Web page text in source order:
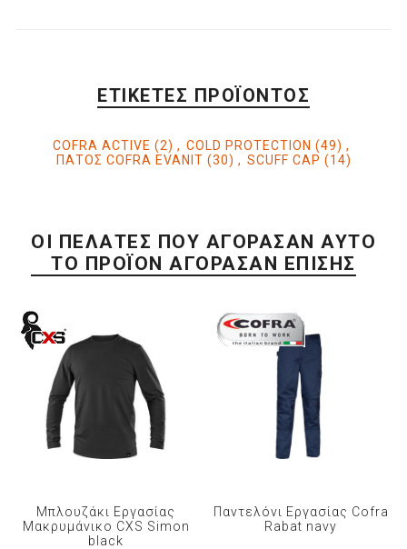
ΕΤΙΚΈΤΕΣ ΠΡΟΪΌΝΤΟΣ
COFRA ACTIVE (2) , COLD PROTECTION (49) ,
ΠΑΤΟΣ COFRA EVANIT (30) , SCUFF CAP (14)
ΟΙ ΠΕΛΆΤΕΣ ΠΟΥ ΑΓΌΡΑΣΑΝ ΑΥΤΌ
ΤΟ ΠΡΟΪΌΝ ΑΓΌΡΑΣΑΝ ΕΠΊΣΗΣ
Μπλουζάκι Εργασίας
Μακρυμάνικο CXS Simon
black
Παντελόνι Εργασίας Cofra
Rabat navy